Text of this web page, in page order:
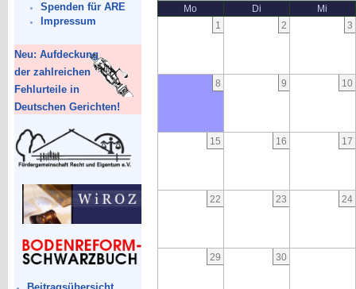
Spenden für ARE
Impressum
Neu: Aufdeckung
der zahlreichen
Fehlurteile in
Deutschen Gerichten!
Mo
Di
Mi
1
2 3
8 9 10
15 16 17
22 23 24
29 30